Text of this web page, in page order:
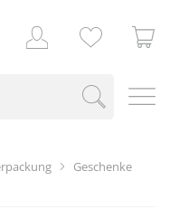
Geschenke